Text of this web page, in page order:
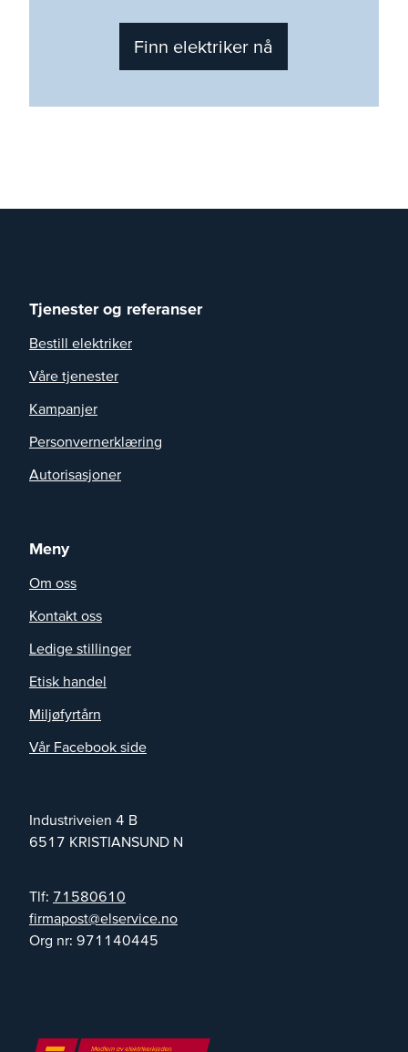
Finn elektriker nå
Industriveien 4 B
6517 KRISTIANSUND N
Tlf: 71580610
on.ecivresle@tsopamrif
Org nr: 971140445
Tjenester og referanser
Bestill elektriker
Våre tjenester
Kampanjer
Personvernerklæring
Autorisasjoner
Meny
Om oss
Kontakt oss
Ledige stillinger
Etisk handel
Miljøfyrtårn
Vår Facebook side